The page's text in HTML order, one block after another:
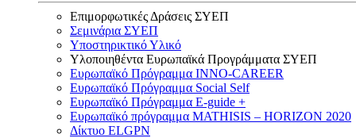
Επιμορφωτικές Δράσεις ΣΥΕΠ
Σεμινάρια ΣΥΕΠ
Υποστηρικτικό Υλικό
Υλοποιηθέντα Ευρωπαϊκά Προγράμματα ΣΥΕΠ
Ευρωπαϊκό Πρόγραμμα INNO-CAREER
Ευρωπαϊκό Πρόγραμμα Social Self
Ευρωπαϊκό Πρόγραμμα E-guide +
Ευρωπαϊκό πρόγραμμα MATHISIS – HORIZON 2020
Δίκτυο ELGPN